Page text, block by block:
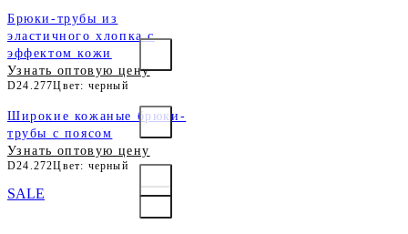
Брюки-трубы из
эластичного хлопка с
эффектом кожи
Узнать оптовую цену
D24.277Цвет: черный
Широкие кожаные брюки-
трубы с поясом
Узнать оптовую цену
D24.272Цвет: черный
SALE